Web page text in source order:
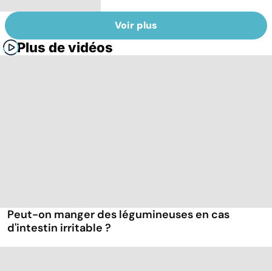
Voir plus
Plus de vidéos
Peut-on manger des légumineuses en cas
d'intestin irritable ?